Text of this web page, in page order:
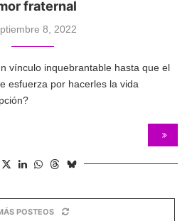
fraternal
8, 2022
vínculo inquebrantable hasta que el
esfuerza por hacerles la vida
POSTEOS